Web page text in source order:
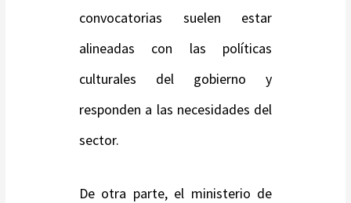
convocatorias suelen estar
alineadas con las políticas
culturales del gobierno y
responden a las necesidades del
sector.
De otra parte, el ministerio de